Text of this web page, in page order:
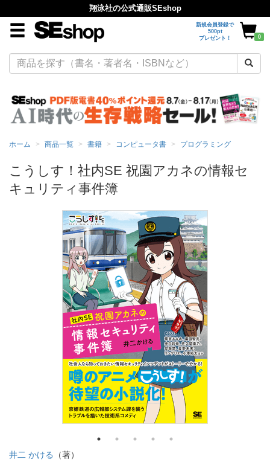
翔泳社の公式通販SEshop
新規会員登録で
500pt
プレゼント！
0
ホーム 商品一覧 書籍 コンピュータ書 プログラミング
こうしす！社内SE 祝園アカネの情報セ
キュリティ事件簿
井二 かける
（著）